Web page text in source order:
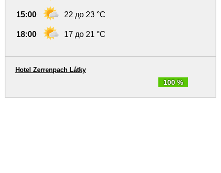
15:00 22 до 23 °C
18:00 17 до 21 °C
100 %
Hotel Zerrenpach Látky